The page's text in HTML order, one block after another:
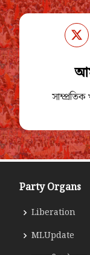
Party Organs
Liberation
MLUpdate